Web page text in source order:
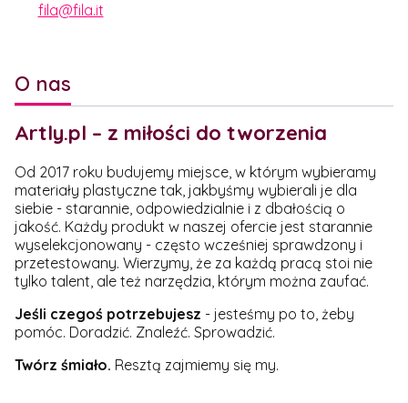
fila@fila.it
O nas
Artly.pl – z miłości do tworzenia
Od 2017 roku budujemy miejsce, w którym wybieramy
materiały plastyczne tak, jakbyśmy wybierali je dla
siebie - starannie, odpowiedzialnie i z dbałością o
jakość. Każdy produkt w naszej ofercie jest starannie
wyselekcjonowany - często wcześniej sprawdzony i
przetestowany. Wierzymy, że za każdą pracą stoi nie
tylko talent, ale też narzędzia, którym można zaufać.
Jeśli czegoś potrzebujesz - jesteśmy po to, żeby
pomóc. Doradzić. Znaleźć. Sprowadzić.
Twórz śmiało. Resztą zajmiemy się my.